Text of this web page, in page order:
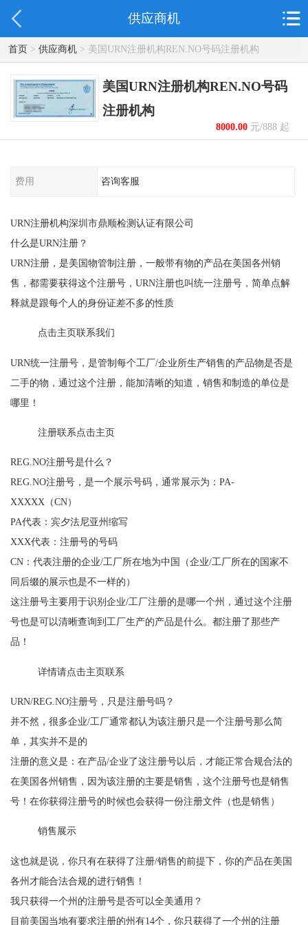
供应商机
首页> 供应商机> 美国URN注册机构REN.NO号码注册机构
美国URN注册机构REN.NO号码
注册机构
8000.00元/888 起
费用 咨询客服
URN注册机构深圳市鼎顺检测认证有限公司
什么是URN注册？
URN注册，是美国物管制注册，一般带有物的产品在美国各州销
售，都需要获得这个注册号，URN注册也叫统一注册号，简单点解
释就是跟每个人的身份证差不多的性质
点击主页联系我们
URN统一注册号，是管制每个工厂/企业所生产销售的产品物是否是
二手的物，通过这个注册，能加清晰的知道，销售和制造的单位是
哪里！
注册联系点击主页
REG.NO注册号是什么？
REG.NO注册号，是一个展示号码，通常展示为：PA-
XXXXX（CN）
PA代表：宾夕法尼亚州缩写
XXX代表：注册号的号码
CN：代表注册的企业/工厂所在地为中国（企业/工厂所在的国家不
同后缀的展示也是不一样的）
这注册号主要用于识别企业/工厂注册的是哪一个州，通过这个注册
号也是可以清晰查询到工厂生产的产品是什么。都注册了那些产
品！
详情请点击主页联系
URN/REG.NO注册号，只是注册号吗？
并不然，很多企业/工厂通常都认为该注册只是一个注册号那么简
单，其实并不是的
注册的意义是：在产品/企业了这注册号以后，才能正常合规合法的
在美国各州销售，因为该注册的主要是销售，这个注册号也是销售
号！在你获得注册号的时候也会获得一份注册文件（也是销售）
销售展示
这也就是说，你只有在获得了注册/销售的前提下，你的产品在美国
各州才能合法合规的进行销售！
我只获得一个州的注册号是否可以全美通用？
目前美国当地有要求注册的州有14个，你只获得了一个州的注册